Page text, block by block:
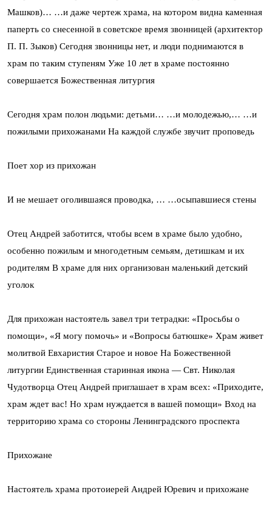
Машков)… …и даже чертеж храма, на котором видна каменная
паперть со снесенной в советское время звонницей (архитектор
П. П. Зыков) Сегодня звонницы нет, и люди поднимаются в
храм по таким ступеням Уже 10 лет в храме постоянно
совершается Божественная литургия
Сегодня храм полон людьми: детьми… …и молодежью,… …и
пожилыми прихожанами На каждой службе звучит проповедь
Поет хор из прихожан
И не мешает оголившаяся проводка, … …осыпавшиеся стены
Отец Андрей заботится, чтобы всем в храме было удобно,
особенно пожилым и многодетным семьям, детишкам и их
родителям В храме для них организован маленький детский
уголок
Для прихожан настоятель завел три тетрадки: «Просьбы о
помощи», «Я могу помочь» и «Вопросы батюшке» Храм живет
молитвой Евхаристия Старое и новое На Божественной
литургии Единственная старинная икона — Свт. Николая
Чудотворца Отец Андрей приглашает в храм всех: «Приходите,
храм ждет вас! Но храм нуждается в вашей помощи» Вход на
территорию храма со стороны Ленинградского проспекта
Прихожане
Настоятель храма протоиерей Андрей Юревич и прихожане